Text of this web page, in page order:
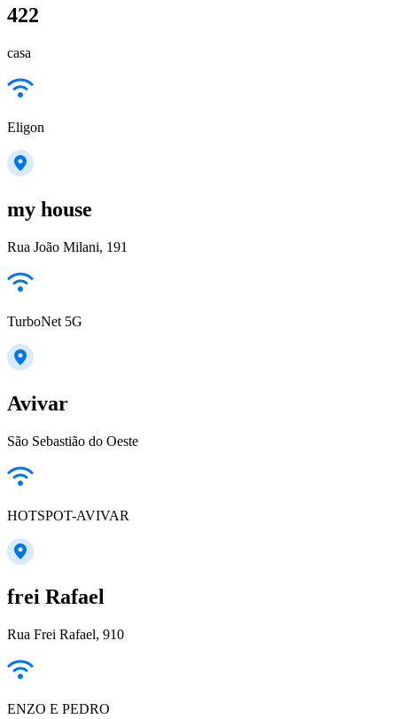
422
casa
Eligon
my house
Rua João Milani, 191
TurboNet 5G
Avivar
São Sebastião do Oeste
HOTSPOT-AVIVAR
frei Rafael
Rua Frei Rafael, 910
ENZO E PEDRO